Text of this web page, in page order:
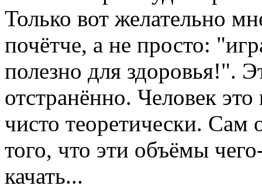
Только вот желательно
почётче, а не просто:
полезно для здоровья!".
отстранённо. Человек
чисто теоретически.
того, что эти объёмы
качать...